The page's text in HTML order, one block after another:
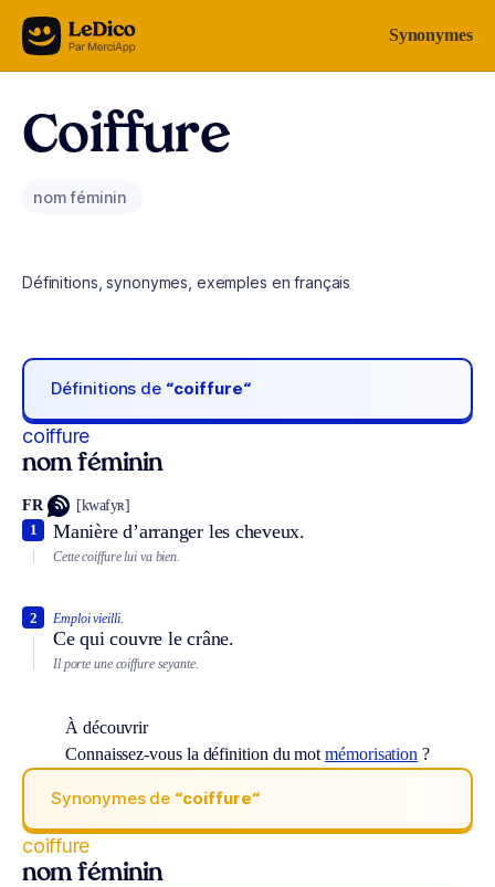
Aller au contenu Synonymes
Coiffure
nom féminin
Définitions, synonymes, exemples en français
Définitions de “coiffure“
coiffure
nom féminin
FR [kwafyʀ]
Manière d’arranger les cheveux.
1
Cette coiffure lui va bien.
Emploi vieilli.
Ce qui couvre le crâne.
2
Il porte une coiffure seyante.
À découvrir
Connaissez-vous la définition du motmémorisation ?
Synonymes de “coiffure“
coiffure
nom féminin